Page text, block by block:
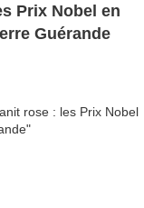
Prix Nobel en
Guérande